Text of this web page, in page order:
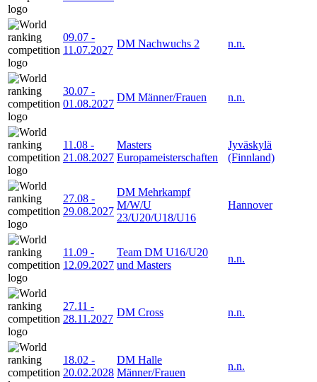
09.07 -
11.07.2027
DM Nachwuchs 2 n.n.
30.07 -
01.08.2027
DM Männer/Frauen n.n.
11.08 -
21.08.2027
Masters
Europameisterschaften
Jyväskylä
(Finnland)
27.08 -
29.08.2027
DM Mehrkampf
M/W/U
23/U20/U18/U16
Hannover
11.09 -
12.09.2027
Team DM U16/U20
und Masters
n.n.
27.11 -
28.11.2027
DM Cross n.n.
18.02 -
20.02.2028
DM Halle
Männer/Frauen
n.n.